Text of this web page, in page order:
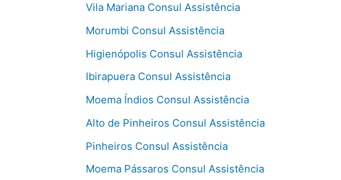
Vila Mariana Consul Assistência
Morumbi Consul Assistência
Higienópolis Consul Assistência
Ibirapuera Consul Assistência
Moema Índios Consul Assistência
Alto de Pinheiros Consul Assistência
Pinheiros Consul Assistência
Moema Pássaros Consul Assistência